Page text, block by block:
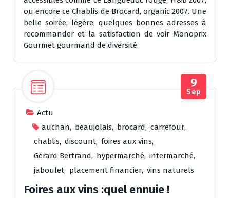
ou encore ce Chablis de Brocard, organic 2007. Une
belle soirée, légère, quelques bonnes adresses à
recommander et la satisfaction de voir Monoprix
Gourmet gourmand de diversité.
Actu
auchan, beaujolais, brocard, carrefour,
chablis, discount, foires aux vins,
Gérard Bertrand, hypermarché, intermarché,
jaboulet, placement financier, vins naturels
9
Sep
Foires aux vins :quel ennuie !